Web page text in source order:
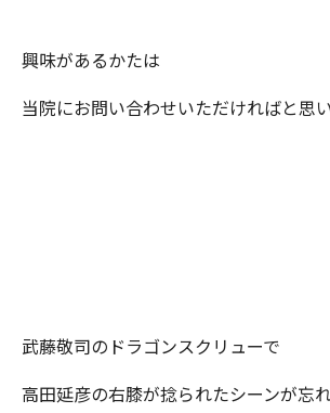
興味があるかたは
当院にお問い合わせいただければと思い
武藤敬司のドラゴンスクリューで
高田延彦の右膝が捻られたシーンが忘